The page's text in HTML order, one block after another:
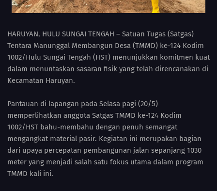
HARUYAN, HULU SUNGAI TENGAH – Satuan Tugas (Satgas)
Tentara Manunggal Membangun Desa (TMMD) ke-124 Kodim
1002/Hulu Sungai Tengah (HST) menunjukkan komitmen kuat
dalam menuntaskan sasaran fisik yang telah direncanakan di
Kecamatan Haruyan.
Pantauan di lapangan pada Selasa pagi (20/5)
memperlihatkan anggota Satgas TMMD ke-124 Kodim
1002/HST bahu-membahu dengan penuh semangat
mengangkat material pasir. Kegiatan ini merupakan bagian
dari upaya percepatan pembangunan jalan sepanjang 1030
meter yang menjadi salah satu fokus utama dalam program
TMMD kali ini.